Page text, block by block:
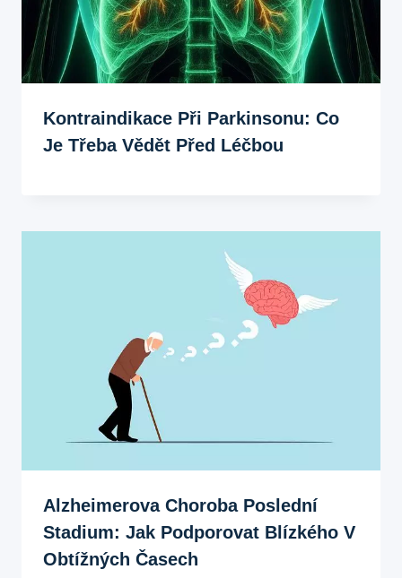
Kontraindikace Při Parkinsonu: Co
Je Třeba Vědět Před Léčbou
Alzheimerova Choroba Poslední
Stadium: Jak Podporovat Blízkého V
Obtížných Časech